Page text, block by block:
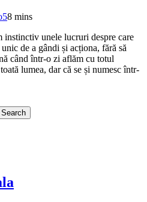
58 mins
unele lucruri despre care
de a gândi și acționa, fără să
când într-o zi aflăm cu totul
lumea, dar că se și numesc într-